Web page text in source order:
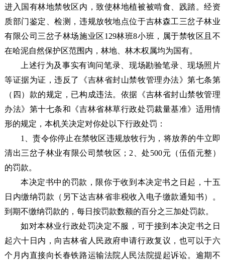
进入国有林地禁牧区内，致使林地植被被啃食、践踏。经资
质部门鉴定、检测，违规放牧地点位于吉林森工三岔子林业
有限公司三岔子林场施业区129林班8小班，属于禁牧区且不
在哈泥自然保护区范围内，林地、林木权属均为国有。
上述行为及事实有询问笔录、现场勘验笔录、现场照片
等证据为证，违反了《吉林省封山禁牧管理办法》第七条第
（四）款的规定，已构成违法。依据《吉林省封山禁牧管理
办法》第十七条和《吉林省林草行政处罚裁量基准》适用情
形的规定，本机关决定对你处以下行政处罚：
1、责令你停止在禁牧区违规放牧行为，将放养的牛立即
清出三岔子林业有限公司禁牧区；2、处500元（伍佰元整）
的罚款。
本决定书中的罚款，限你于收到本决定书之日起，十五
日内缴纳罚款（另下达吉林省非税收入电子缴款通知书）。
到期不缴纳罚款的，每日按罚款数额的百分之三加处罚款。
如对本林业行政处罚决定不服，可于接到本决定书之日
起六十日内，向吉林省人民政府申请行政复议，也可以于六
个月内直接向长春铁路运输法院人民法院提起诉讼。逾期不